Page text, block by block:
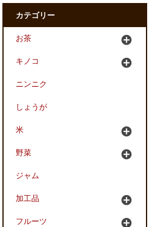
カテゴリー
お茶
キノコ
ニンニク
しょうが
米
野菜
ジャム
加工品
フルーツ